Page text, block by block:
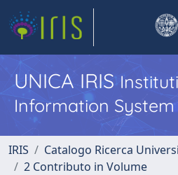
UNICA IRIS
Information System
IRIS
Catalogo Ricerca
2 Contributo in Volume